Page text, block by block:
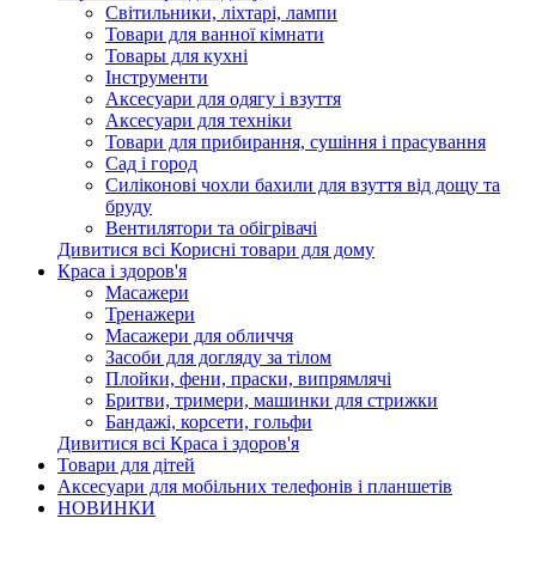
Світильники, ліхтарі, лампи
Товари для ванної кімнати
Товары для кухні
Інструменти
Аксесуари для одягу і взуття
Аксесуари для техніки
Товари для прибирання, сушіння і прасування
Сад і город
Силіконові чохли бахили для взуття від дощу та
бруду
Вентилятори та обігрівачі
Дивитися всі Корисні товари для дому
Краса і здоров'я
Масажери
Тренажери
Масажери для обличчя
Засоби для догляду за тілом
Плойки, фени, праски, випрямлячі
Бритви, тримери, машинки для стрижки
Бандажі, корсети, гольфи
Дивитися всі Краса і здоров'я
Товари для дітей
Аксесуари для мобільних телефонів і планшетів
НОВИНКИ